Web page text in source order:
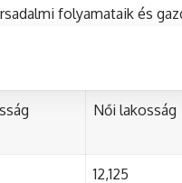
folyamataik és
Női lakosság
12,125